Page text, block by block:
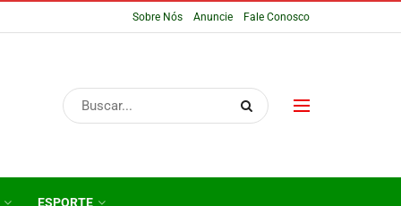
Sobre Nós Anuncie Fale Conosco
ESPORTE